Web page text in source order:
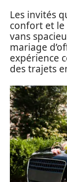
Les invités
confort et le
vans
mariage
expérience
des trajets